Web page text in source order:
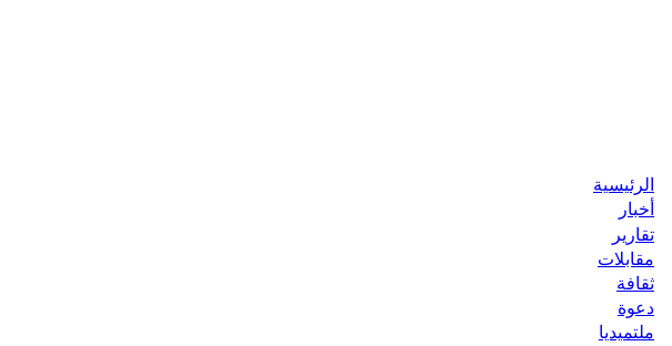
الرئيسية
أخبار
تقارير
مقابلات
ثقافة
دعوة
ملتميديا